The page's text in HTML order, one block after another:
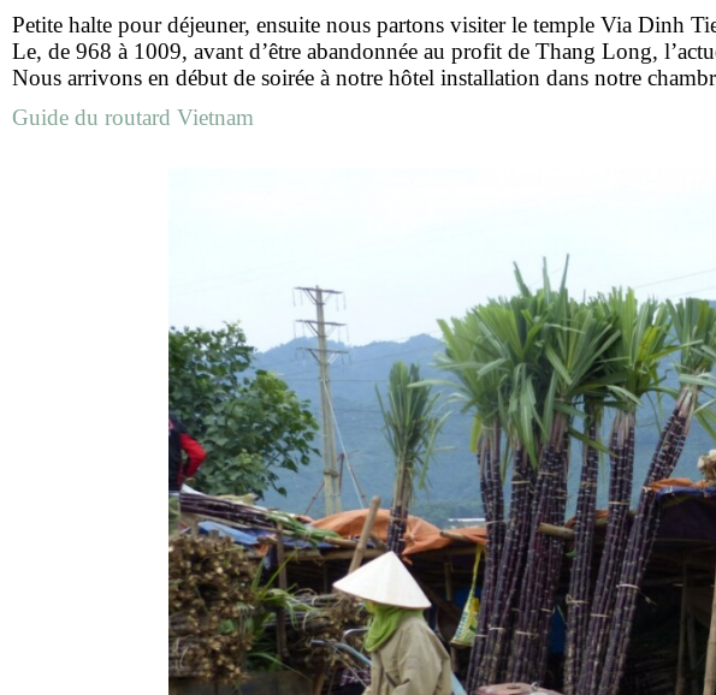
Petite halte pour déjeuner, ensuite nous partons visiter le temple Via Dinh
Le, de 968 à 1009, avant d’être abandonnée au profit de Thang Long,
Nous arrivons en début de soirée à notre hôtel installation dans notre
Guide du routard Vietnam